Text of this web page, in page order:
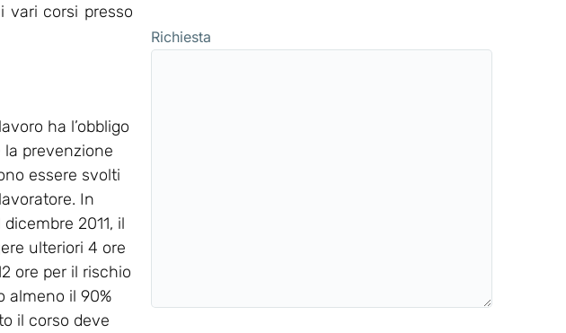
vari corsi presso
ha l’obbligo
prevenzione
essere svolti
In
dicembre 2011, il
ulteriori 4 ore
ore per il rischio
almeno il 90%
il corso deve
Richiesta